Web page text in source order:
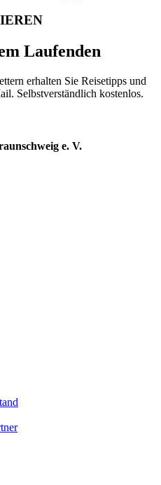
Laufenden
erhalten Sie Reisetipps und
Selbstverständlich kostenlos.
e. V.